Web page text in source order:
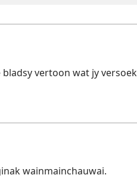
bladsy vertoon wat jy versoek
wainmainchauwai.